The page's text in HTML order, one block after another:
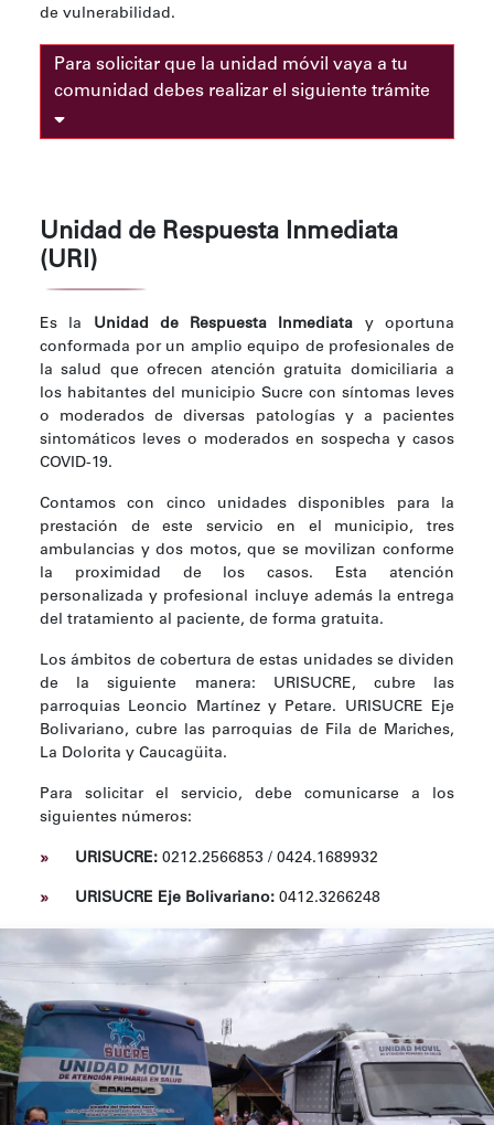
de vulnerabilidad.
Para solicitar que la unidad móvil vaya a tu
comunidad debes realizar el siguiente trámite
Unidad de Respuesta Inmediata
(URI)
Es la Unidad de Respuesta Inmediata y oportuna
conformada por un amplio equipo de profesionales de
la salud que ofrecen atención gratuita domiciliaria a
los habitantes del municipio Sucre con síntomas leves
o moderados de diversas patologías y a pacientes
sintomáticos leves o moderados en sospecha y casos
COVID-19.
Contamos con cinco unidades disponibles para la
prestación de este servicio en el municipio, tres
ambulancias y dos motos, que se movilizan conforme
la proximidad de los casos. Esta atención
personalizada y profesional incluye además la entrega
del tratamiento al paciente, de forma gratuita.
Los ámbitos de cobertura de estas unidades se dividen
de la siguiente manera: URISUCRE, cubre las
parroquias Leoncio Martínez y Petare. URISUCRE Eje
Bolivariano, cubre las parroquias de Fila de Mariches,
La Dolorita y Caucagüita.
Para solicitar el servicio, debe comunicarse a los
siguientes números:
URISUCRE: 0212.2566853 / 0424.1689932
URISUCRE Eje Bolivariano: 0412.3266248